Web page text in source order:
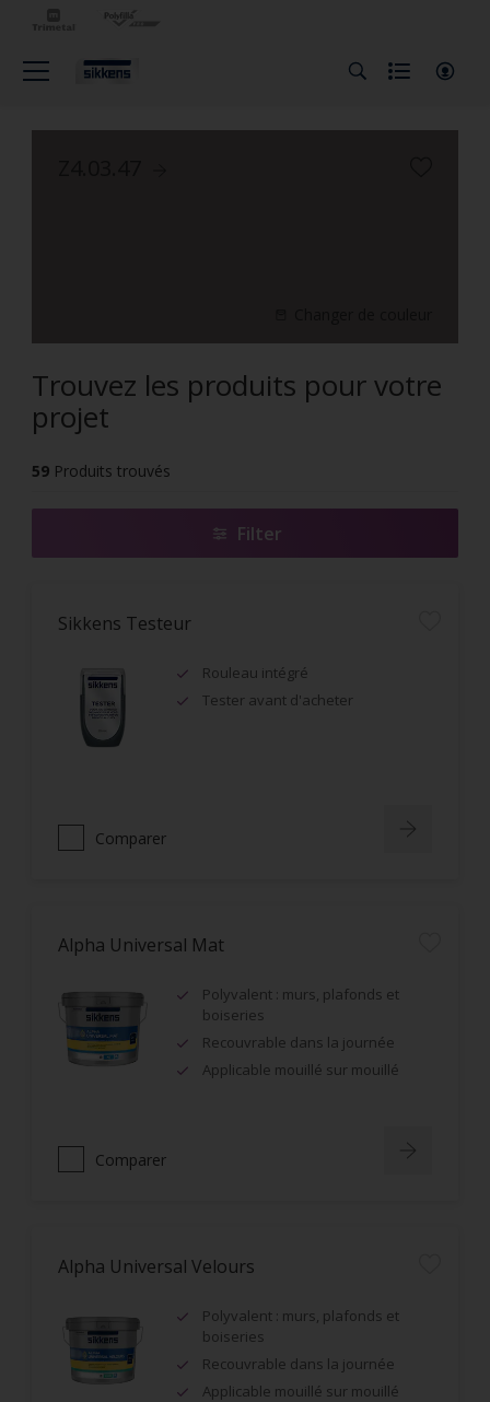
Trouvez les produits pour votre
projet
59 Produits trouvés
Filter
Sikkens Testeur
Rouleau intégré
Tester avant d'acheter
Comparer
Alpha Universal Mat
Polyvalent : murs, plafonds et
boiseries
Recouvrable dans la journée
Applicable mouillé sur mouillé
Comparer
Alpha Universal Velours
Polyvalent : murs, plafonds et
boiseries
Recouvrable dans la journée
Applicable mouillé sur mouillé